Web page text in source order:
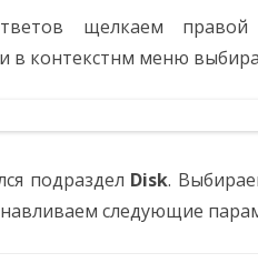
щелкаем правой
и в контекстнм меню
подраздел Disk.
следующие